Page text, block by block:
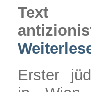
Text
Erster